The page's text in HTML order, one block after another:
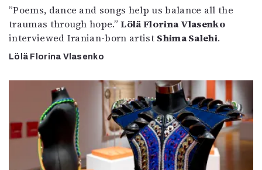
”Poems, dance and songs help us balance all the
traumas through hope.”Lölä Florina Vlasenko
interviewed Iranian-born artist Shima Salehi.
Lölä Florina Vlasenko